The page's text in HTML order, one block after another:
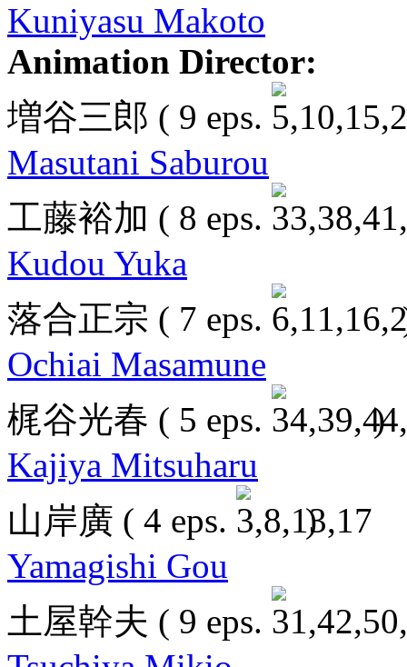
Kuniyasu Makoto
Animation Director:
増谷三郎 ( 9 eps.
Masutani Saburou
工藤裕加 ( 8 eps.
Kudou Yuka
落合正宗 ( 7 eps.
Ochiai Masamune
梶谷光春 ( 5 eps.
)
Kajiya Mitsuharu
山岸廣 ( 4 eps.
)
Yamagishi Gou
土屋幹夫 ( 9 eps.